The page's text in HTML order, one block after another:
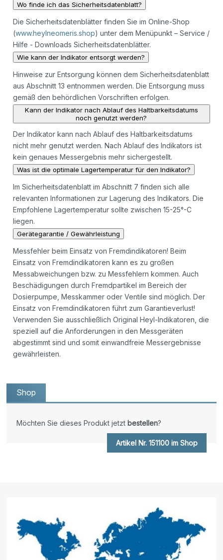
Wo finde ich das Sicherheitsdatenblatt?
Die Sicherheitsdatenblätter finden Sie im Online-Shop
(www.heylneomeris.shop) unter dem Menüpunkt – Service /
Hilfe - Downloads Sicherheitsdatenblätter.
Wie kann der Indikator entsorgt werden?
Hinweise zur Entsorgung können dem Sicherheitsdatenblatt
aus Abschnitt 13 entnommen werden. Die Entsorgung muss
gemäß den behördlichen Vorschriften erfolgen.
Kann der Indikator nach Ablauf des Haltbarkeitsdatums
noch genutzt werden?
Der Indikator kann nach Ablauf des Haltbarkeitsdatums
nicht mehr genutzt werden. Nach Ablauf des Indikators ist
kein genaues Messergebnis mehr sichergestellt.
Was ist die optimale Lagertemperatur für den Indikator?
Im Sicherheitsdatenblatt im Abschnitt 7 finden sich alle
relevanten Informationen zur Lagerung des Indikators. Die
Empfohlene Lagertemperatur sollte zwischen 15-25°-C
liegen.
Gerätegarantie / Gewährleistung
Messfehler beim Einsatz von Fremdindikatoren! Beim
Einsatz von Fremdindikatoren kann es zu großen
Messabweichungen bzw. zu Messfehlern kommen. Auch
Beschädigungen durch Fremdpartikel im Bereich der
Dosierpumpe, Messkammer oder Ventile sind möglich. Der
Einsatz von Fremdindikatoren führt zum Garantieverlust!
Verwenden Sie ausschließlich Original Heyl-Indikatoren, die
speziell auf die Anforderungen in den Messgeräten
abgestimmt sind und somit einwandfreie Messergebnisse
gewährleisten.
Shop
Möchten Sie dieses Produkt jetzt bestellen?
Artikel Nr. 151100 im Shop